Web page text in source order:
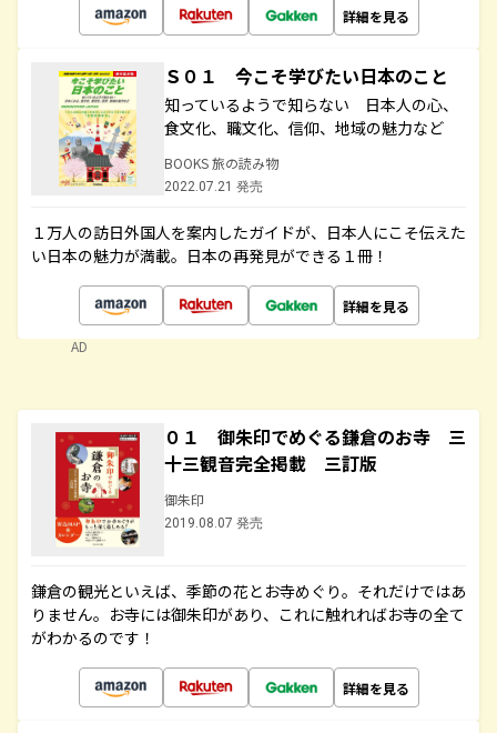
詳細を見る
Ｓ０１ 今こそ学びたい日本のこと
知っているようで知らない 日本人の心、
食文化、職文化、信仰、地域の魅力など
BOOKS 旅の読み物
2022.07.21 発売
１万人の訪日外国人を案内したガイドが、日本人にこそ伝えた
い日本の魅力が満載。日本の再発見ができる１冊！
詳細を見る
AD
０１ 御朱印でめぐる鎌倉のお寺 三
十三観音完全掲載 三訂版
御朱印
2019.08.07 発売
鎌倉の観光といえば、季節の花とお寺めぐり。それだけではあ
りません。お寺には御朱印があり、これに触れればお寺の全て
がわかるのです！
詳細を見る